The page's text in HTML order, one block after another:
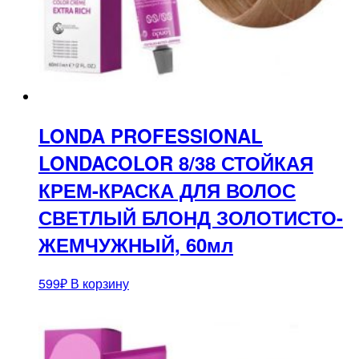
LONDA PROFESSIONAL
LONDACOLOR 8/38 СТОЙКАЯ
КРЕМ-КРАСКА ДЛЯ ВОЛОС
СВЕТЛЫЙ БЛОНД ЗОЛОТИСТО-
ЖЕМЧУЖНЫЙ, 60мл
599₽ В корзину